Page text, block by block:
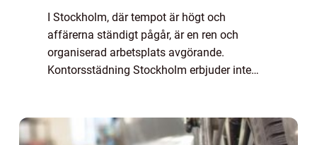
I Stockholm, där tempot är högt och
affärerna ständigt pågår, är en ren och
organiserad arbetsplats avgörande.
Kontorsstädning Stockholm erbjuder inte